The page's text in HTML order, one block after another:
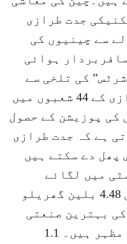
جدت طرازی
سے چینیوں کی
ہوائی
800 ملین شرٹس” کی تلخی سے
لے کر دنیا میں جدت طرازی کے 44 شعبوں میں
کی پوزیشن کے حصول
ہے کہ جدت طرازی
پھل دے سکتے ہیں
میں لگائے
جائیں۔ 2024 میں چین کی 4.48 بلین گھریلو
بہترین صنعتی
چین کی معاون صلاحیت کا مظہر ہیں۔ 1.1